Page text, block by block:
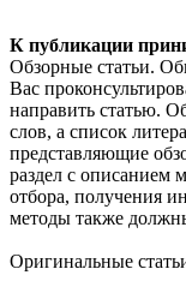
К публикации
Обзорные статьи.
Вас
направить статью.
слов, а список
представляющие
раздел с описанием
отбора, получения
методы также
Оригинальные